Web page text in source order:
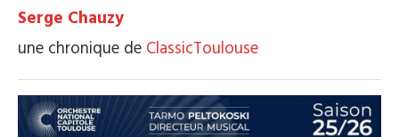
Serge Chauzy
une chronique de ClassicToulouse